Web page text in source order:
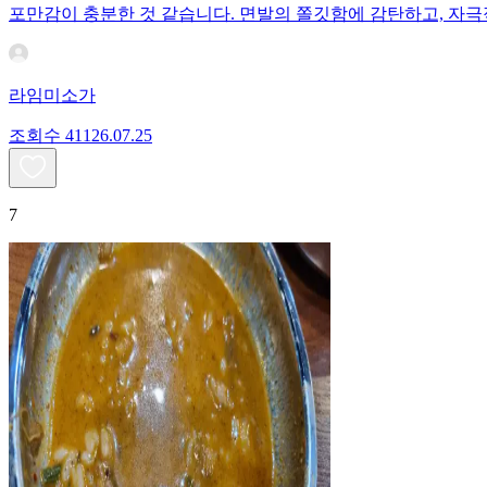
포만감이 충분한 것 같습니다. 면발의 쫄깃함에 감탄하고, 자
라임미소가
조회수 411 26.07.25
7